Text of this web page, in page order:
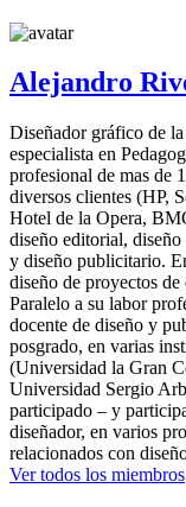
Alejandro
Diseñador gráfico de
especialista en
profesional de mas de
diversos clientes (HP,
Hotel de la Opera,
diseño editorial,
y diseño publicitario.
diseño de proyectos
Paralelo a su labor
docente de diseño y
posgrado, en varias
(Universidad la Gran
Universidad Sergio
participado – y
diseñador, en varios
relacionados con
Ver todos los miembros